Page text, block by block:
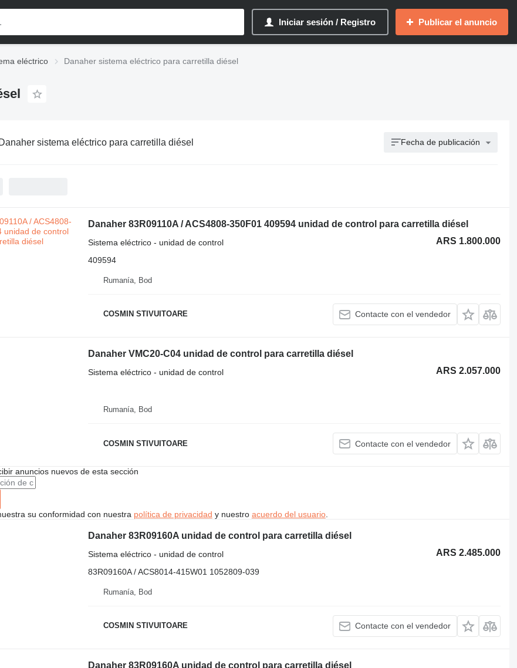
Iniciar sesión / Registro Publicar el anuncio
eléctrico Danaher sistema eléctrico para carretilla diésel
Danaher sistema eléctrico para carretilla diésel Fecha de publicación
Danaher 83R09110A / ACS4808-350F01 409594 unidad de control para carretilla diésel
ARS 1.800.000
Sistema eléctrico - unidad de control
409594
Rumanía, Bod
COSMIN STIVUITOARE Contacte con el vendedor
Danaher VMC20-C04 unidad de control para carretilla diésel
ARS 2.057.000
Sistema eléctrico - unidad de control
Rumanía, Bod
COSMIN STIVUITOARE Contacte con el vendedor
anuncios nuevos de esta sección
su conformidad con nuestra política de privacidad y nuestro acuerdo del usuario.
Danaher 83R09160A unidad de control para carretilla diésel
ARS 2.485.000
Sistema eléctrico - unidad de control
83R09160A / ACS8014-415W01 1052809-039
Rumanía, Bod
COSMIN STIVUITOARE Contacte con el vendedor
Danaher 83R09160A unidad de control para carretilla diésel